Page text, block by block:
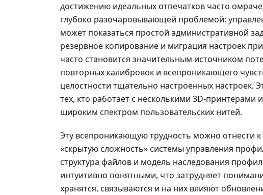
достижению идеальных отпечатков часто
глубоко разочаровывающей проблемой:
может показаться простой административной
резервное копирование и миграция настроек
часто становится значительным источником
повторных калибровок и всепроникающего
целостности тщательно настроенных настроек.
тех, кто работает с несколькими 3D-принтерами
широким спектром пользовательских нитей.
Эту всепроникающую трудность можно отнести
«скрытую сложность» системы управления
структура файлов и модель наследования
интуитивно понятными, что затрудняет
хранятся, связываются и на них влияют